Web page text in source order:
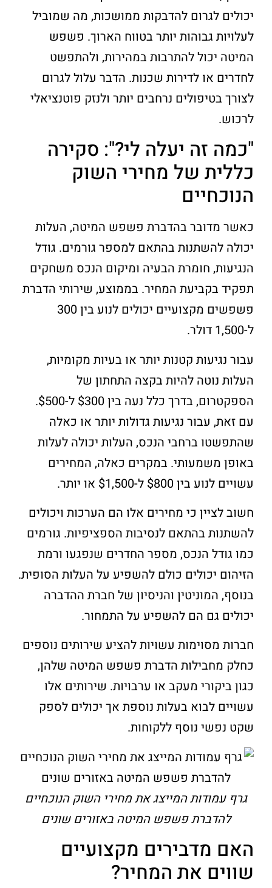
יכולים לגרום להדבקות ממושכות, מה שמוביל
לעלויות גבוהות יותר בטווח הארוך. פשפש
המיטה יכול להתרבות במהירות, ולהתפשט
לחדרים או לדירות שכנות. הדבר עלול לגרום
לצורך בטיפולים נרחבים יותר ולנזק פוטנציאלי
לרכוש.
"כמה זה יעלה לי?": סקירה
כללית של מחירי השוק
הנוכחיים
כאשר מדובר בהדברת פשפש המיטה, העלות
יכולה להשתנות בהתאם למספר גורמים. גודל
הנגיעות, חומרת הבעיה ומיקום הנכס משחקים
תפקיד בקביעת המחיר. בממוצע, שירותי הדברת
פשפשים מקצועיים יכולים לנוע בין 300
ל-1,500 דולר.
עבור נגיעות קטנות יותר או בעיות מקומיות,
העלות נוטה להיות בקצה התחתון של
הספקטרום, בדרך כלל נעה בין $300 ל-$500.
עם זאת, עבור נגיעות גדולות יותר או כאלה
שהתפשטו ברחבי הנכס, העלות יכולה לעלות
באופן משמעותי. במקרים כאלה, המחירים
עשויים לנוע בין $800 ל-$1,500 או יותר.
חשוב לציין כי מחירים אלו הם הערכות ויכולים
להשתנות בהתאם לנסיבות הספציפיות. גורמים
כמו גודל הנכס, מספר החדרים שנפגעו ורמת
הזיהום יכולים כולם להשפיע על העלות הסופית.
בנוסף, המוניטין והניסיון של חברת ההדברה
יכולים גם הם להשפיע על התמחור.
חברות מסוימות עשויות להציע שירותים נוספים
כחלק מחבילות הדברת פשפש המיטה שלהן,
כגון ביקורי מעקב או ערבויות. שירותים אלו
עשויים לבוא בעלות נוספת אך יכולים לספק
שקט נפשי נוסף ללקוחות.
גרף עמודות המייצג את מחירי השוק הנוכחיים
להדברת פשפש המיטה באזורים שונים
האם מדבירים מקצועיים
שווים את המחיר?